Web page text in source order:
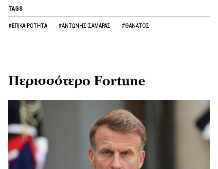
TAGS
#ΕΠΙΚΑΙΡΟΤΗΤΑ #ΑΝΤΩΝΗΣ ΣΑΜΑΡΑΣ #ΘΑΝΑΤΟΣ
Περισσότερο Fortune